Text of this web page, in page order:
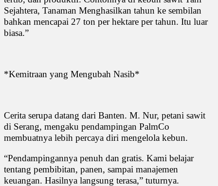
Sejahtera, Tanaman Menghasilkan tahun ke sembilan
bahkan mencapai 27 ton per hektare per tahun. Itu luar
biasa.”
*Kemitraan yang Mengubah Nasib*
Cerita serupa datang dari Banten. M. Nur, petani sawit
di Serang, mengaku pendampingan PalmCo
membuatnya lebih percaya diri mengelola kebun.
“Pendampingannya penuh dan gratis. Kami belajar
tentang pembibitan, panen, sampai manajemen
keuangan. Hasilnya langsung terasa,” tuturnya.